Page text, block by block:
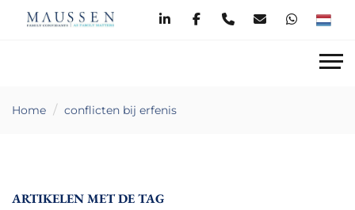
Home conflicten bij erfenis
ARTIKELEN MET DE TAG